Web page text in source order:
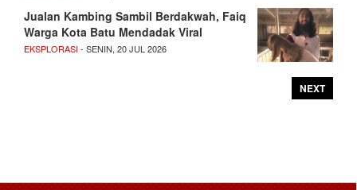
Jualan Kambing Sambil Berdakwah, Faiq
Warga Kota Batu Mendadak Viral
EKSPLORASI- SENIN, 20 JUL 2026
NEXT